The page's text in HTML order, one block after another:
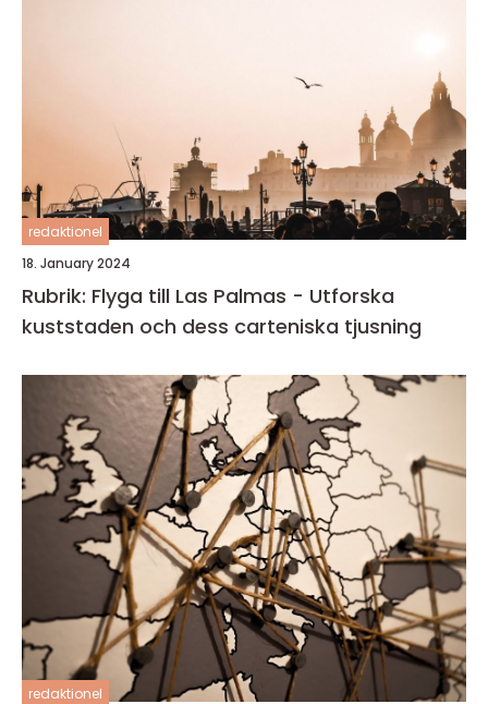
redaktionel
18. January 2024
Rubrik: Flyga till Las Palmas - Utforska
kuststaden och dess carteniska tjusning
redaktionel